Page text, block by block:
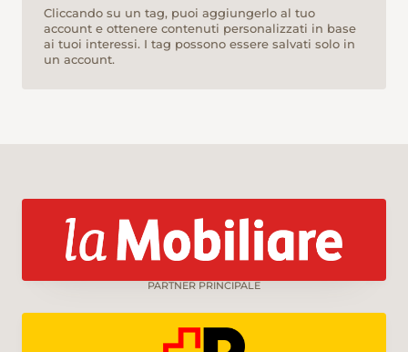
Cliccando su un tag, puoi aggiungerlo al tuo
account e ottenere contenuti personalizzati in base
ai tuoi interessi. I tag possono essere salvati solo in
un account.
PARTNER PRINCIPALE